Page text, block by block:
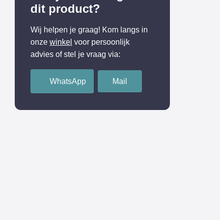
dit product?
Wij helpen je graag! Kom langs in
onze winkel voor persoonlijk
advies of stel je vraag via:
WhatsApp Mail